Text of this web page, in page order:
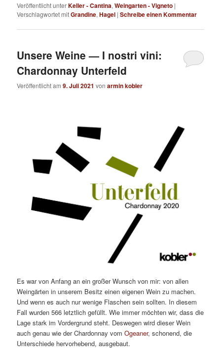
Veröffentlicht unterKeller - Cantina,Weingarten - Vigneto |
Verschlagwortet mitGrandine,Hagel |Schreibe einen Kommentar
Unsere Weine — I nostri vini:
Chardonnay Unterfeld
Veröffentlicht am9. Juli 2021 vonarmin kobler
Es war von Anfang an ein großer Wunsch von mir: von allen
Weingärten in unserem Besitz einen eigenen Wein zu machen.
Und wenn es auch nur wenige Flaschen sein sollten. In diesem
Fall wurden 566 letztlich gefüllt. Wie immer möchten wir, dass die
Lage stark im Vordergrund steht. Deswegen wird dieser Wein
auch genau wie der Chardonnay vomOgeaner, schonend, die
Unterschiede hervorhebend, ausgebaut.